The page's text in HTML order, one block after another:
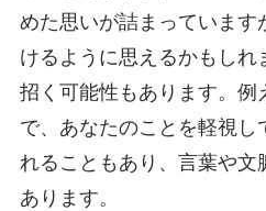
めた思いが詰まっています
けるように思えるかもしれ
招く可能性もあります。例
で、あなたのことを軽視し
れることもあり、言葉や文
あります。